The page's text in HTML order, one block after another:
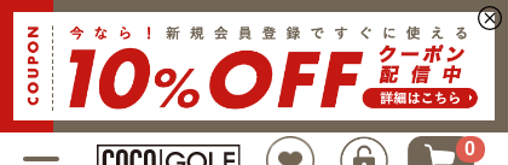
0
新規会員登録でクーポンプレゼント